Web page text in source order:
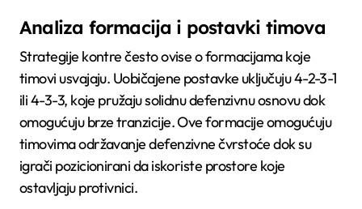
Analiza formacija i postavki timova
Strategije kontre često ovise o formacijama koje
timovi usvajaju. Uobičajene postavke uključuju 4-2-3-1
ili 4-3-3, koje pružaju solidnu defenzivnu osnovu dok
omogućuju brze tranzicije. Ove formacije omogućuju
timovima održavanje defenzivne čvrstoće dok su
igrači pozicionirani da iskoriste prostore koje
ostavljaju protivnici.